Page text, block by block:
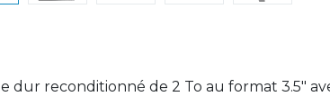
dur reconditionné de 2 To au format 3.5"